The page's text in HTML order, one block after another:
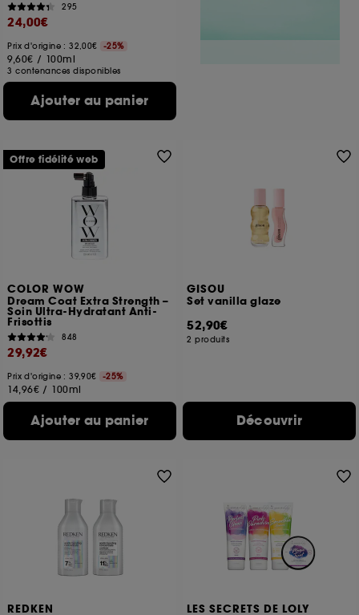
295
24,00€
Prix d'origine : 32,00€ -25%
9,60€ / 100ml
3 contenances disponibles
Ajouter au panier
COLOR WOW
Dream Coat Extra Strength –
Soin Ultra-Hydratant Anti-
Frisottis
848
29,92€
Prix d'origine : 39,90€ -25%
14,96€ / 100ml
Ajouter au panier
Offre fidélité web
GISOU
Set vanilla glaze
52,90€
2 produits
Découvrir
REDKEN
LES SECRETS DE LOLY